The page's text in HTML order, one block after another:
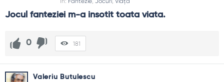
Jocul fanteziei m-a insotit toata viata.
0 181
Valeriu Butulescu